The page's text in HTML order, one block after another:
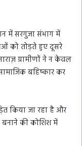
में सरगुजा संभाग में
को तोड़ते हुए दूसरे
ग्रामीणों ने न केवल
बहिष्कार कर
किया जा रहा है और
बनाने की कोशिश में